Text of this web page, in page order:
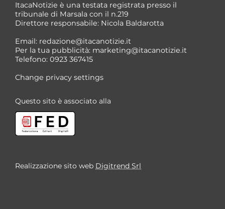
*
ItacaNotizie è una testata registrata presso il
tribunale di Marsala con il n.219
Direttore responsabile: Nicola Baldarotta
Email: redazione@itacanotizie.it
Per la tua pubblicità: marketing@itacanotizie.it
Telefono: 0923 367415
Change privacy settings
Questo sito è associato alla
Realizzazione sito web Digitrend Srl